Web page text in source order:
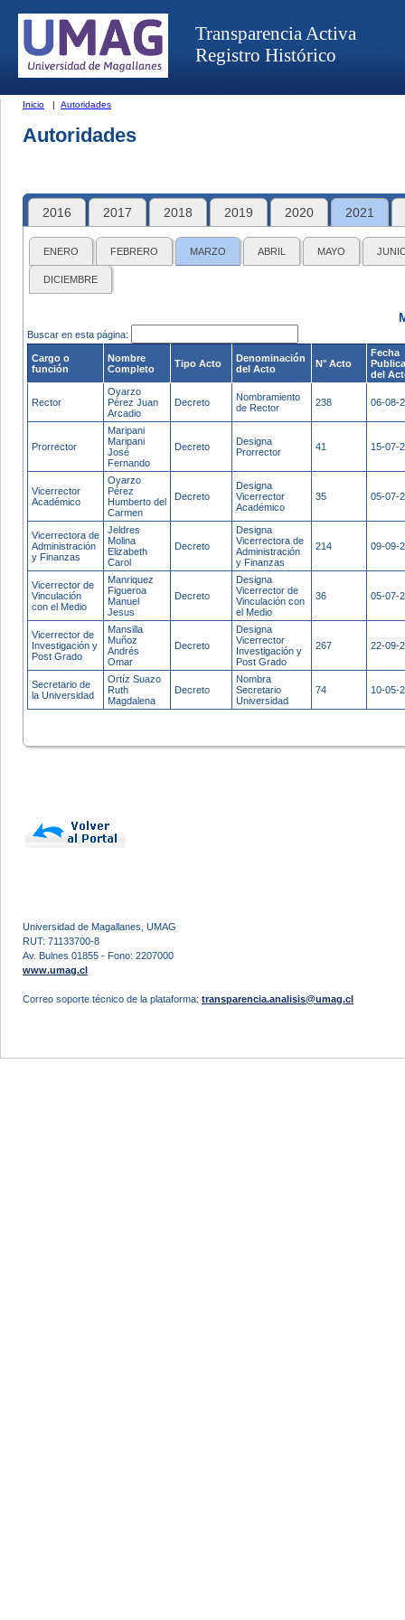
Transparencia Activa
Registro Histórico
Inicio | Autoridades
Autoridades
2016 2017 2018 2019 2020 2021
ENERO FEBRERO MARZO ABRIL MAYO
DICIEMBRE
Buscar en esta página:
Cargo o
función
Nombre
Completo
Tipo Acto
Denominación
del Acto
N° Acto
Fecha
del
Rector
Oyarzo
Pérez Juan
Arcadio
Decreto
Nombramiento
de Rector
238 06-08-
Prorrector
Maripani
Maripani
José
Fernando
Decreto
Designa
Prorrector
41 15-07-
Vicerrector
Académico
Oyarzo
Pérez
Humberto del
Carmen
Decreto
Designa
Vicerrector
Académico
35 05-07-
Vicerrectora de
Administración
y Finanzas
Jeldres
Molina
Elizabeth
Carol
Decreto
Designa
Vicerrectora de
Administración
y Finanzas
214 09-09-
Vicerrector de
Vinculación
con el Medio
Manriquez
Figueroa
Manuel
Jesus
Decreto
Designa
Vicerrector de
Vinculación con
el Medio
36 05-07-
Vicerrector de
Investigación y
Post Grado
Mansilla
Muñoz
Andrés
Omar
Decreto
Designa
Vicerrector
Investigación y
Post Grado
267 22-09-
Secretario de
la Universidad
Ortíz Suazo
Ruth
Magdalena
Decreto
Nombra
Secretario
Universidad
74 10-05-
Universidad de Magallanes, UMAG
RUT: 71133700-8
Av. Bulnes 01855 - Fono: 2207000
www.umag.cl
Correo soporte técnico de la plataforma: transparencia.analisis@umag.cl